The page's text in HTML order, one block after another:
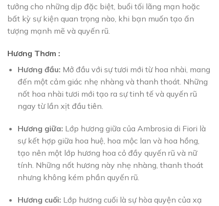
tưởng cho những dịp đặc biệt, buổi tối lãng mạn hoặc
bất kỳ sự kiện quan trọng nào, khi bạn muốn tạo ấn
tượng mạnh mẽ và quyến rũ.
Hương Thơm :
Hương đầu: Mở đầu với sự tươi mới từ hoa nhài, mang
đến một cảm giác nhẹ nhàng và thanh thoát. Những
nốt hoa nhài tươi mới tạo ra sự tinh tế và quyến rũ
ngay từ lần xịt đầu tiên.
Hương giữa: Lớp hương giữa của Ambrosia di Fiori là
sự kết hợp giữa hoa huệ, hoa mộc lan và hoa hồng,
tạo nên một lớp hương hoa cỏ đầy quyến rũ và nữ
tính. Những nốt hương này nhẹ nhàng, thanh thoát
nhưng không kém phần quyến rũ.
Hương cuối: Lớp hương cuối là sự hòa quyện của xạ